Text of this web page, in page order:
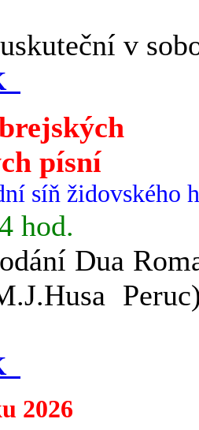
v
písní
síň židovského
hod.
Dua
2026